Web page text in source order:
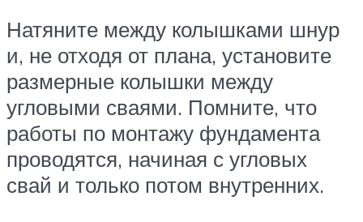
Натяните между колышками шнур
и, не отходя от плана, установите
размерные колышки между
угловыми сваями. Помните, что
работы по монтажу фундамента
проводятся, начиная с угловых
свай и только потом внутренних.